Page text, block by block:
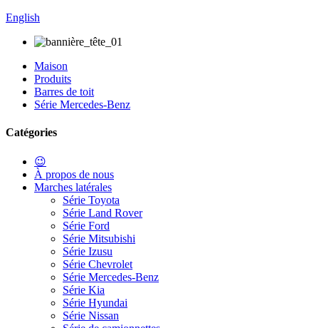
English
Maison
Produits
Barres de toit
Série Mercedes-Benz
Catégories
😉
À propos de nous
Marches latérales
Série Toyota
Série Land Rover
Série Ford
Série Mitsubishi
Série Izusu
Série Chevrolet
Série Mercedes-Benz
Série Kia
Série Hyundai
Série Nissan